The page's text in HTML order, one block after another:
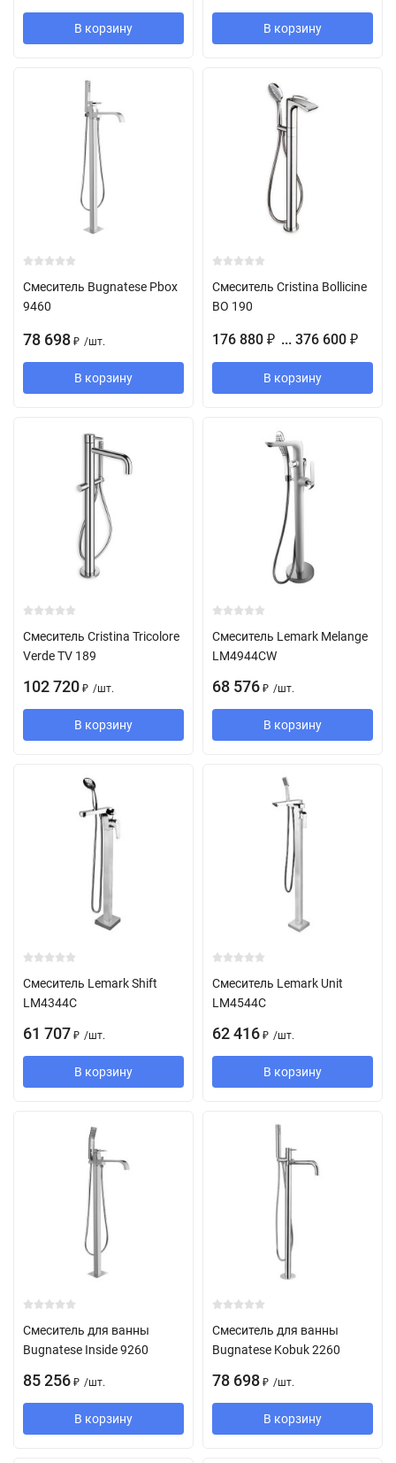
В корзину В корзину
Смеситель Bugnatese Pbox
9460
78 698 ₽ /шт.
В корзину
Смеситель Cristina Bollicine
BO 190
176 880 ₽ ... 376 600 ₽
В корзину
Смеситель Cristina Tricolore
Verde TV 189
102 720 ₽ /шт.
В корзину
Смеситель Lemark Melange
LM4944CW
68 576 ₽ /шт.
В корзину
Смеситель Lemark Shift
LM4344C
61 707 ₽ /шт.
В корзину
Смеситель Lemark Unit
LM4544C
62 416 ₽ /шт.
В корзину
Смеситель для ванны
Bugnatese Inside 9260
85 256 ₽ /шт.
В корзину
Смеситель для ванны
Bugnatese Kobuk 2260
78 698 ₽ /шт.
В корзину